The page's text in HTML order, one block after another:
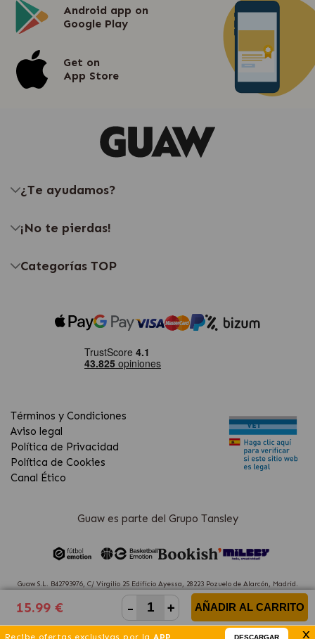
15.99 € - + AÑADIR AL CARRITO
Recibe ofertas exclusivas por laAPP DESCARGAR x
Android app on
Google Play
Get on
App Store
¿Te ayudamos?
¡No te pierdas!
Categorías TOP
Términos y Condiciones
Aviso legal
Política de Privacidad
Política de Cookies
Canal Ético
Guaw es parte del Grupo Tansley
Guaw S.L. B42793976, C/ Virgilio 25 Edificio Ayessa, 28223 Pozuelo de Alarcón, Madrid.
(Spain)